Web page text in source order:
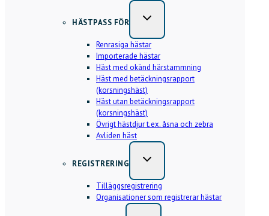
HÄSTPASS FÖR
Renrasiga hästar
Importerade hästar
Häst med okänd härstammning
Häst med betäckningsrapport
(korsningshäst)
Häst utan betäckningsrapport
(korsningshäst)
Övrigt hästdjur t.ex. åsna och zebra
Avliden häst
REGISTRERING
Tilläggsregistrering
Organisationer som registrerar hästar